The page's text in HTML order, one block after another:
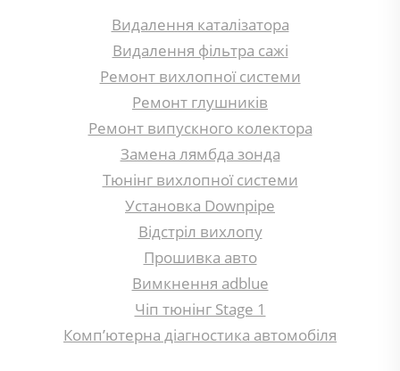
Видалення каталізатора
Видалення фільтра сажі
Ремонт вихлопної системи
Ремонт глушників
Ремонт випускного колектора
Замена лямбда зонда
Тюнінг вихлопної системи
Установка Downpipe
Відстріл вихлопу
Прошивка авто
Вимкнення adblue
Чіп тюнінг Stage 1
Комп’ютерна діагностика автомобіля